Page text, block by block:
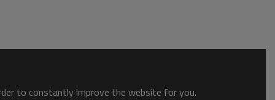
to constantly improve the website for you.